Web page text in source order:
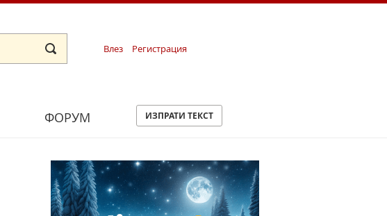
Влез Регистрация
ФОРУМ ИЗПРАТИ ТЕКСТ